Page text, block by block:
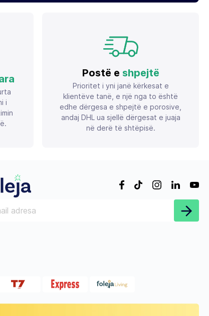
i
Postë e shpejtë
Prioritet i yni janë kërkesat e
klientëve tanë, e një nga to është
edhe dërgesa e shpejtë e porosive,
andaj DHL ua sjellë dërgesat e juaja
në derë të shtëpisë.